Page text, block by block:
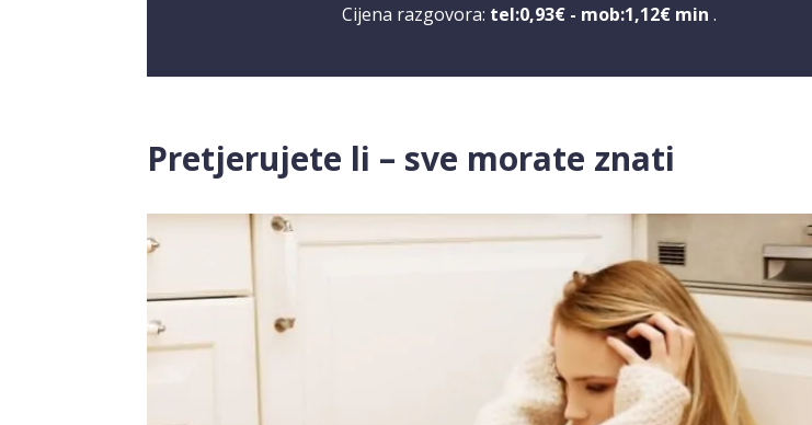
Cijena razgovora: tel:0,93€ - mob:1,12€ min .
Pretjerujete li – sve morate znati